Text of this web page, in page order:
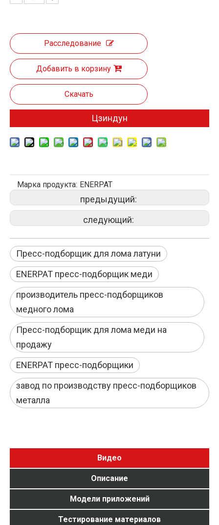
Расследование
Добавить в корзину
Скачать
Цзиндун
Марка продукта: ENERPAT
предыдущий:
следующий:
Пресс-подборщик для лома латуни
ENERPAT пресс-подборщик меди
производитель пресс-подборщиков
медного лома
Пресс-подборщик для лома меди на
продажу
ENERPAT пресс-подборщики
завод по производству пресс-подборщиков
металла
Видео
Описание
Модели приложений
Тестирование материалов